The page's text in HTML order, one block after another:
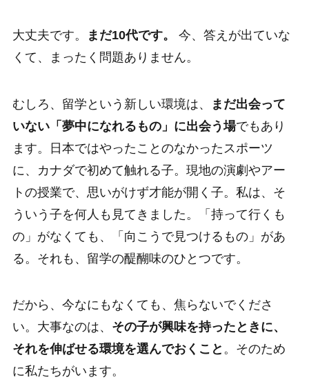
大丈夫です。 まだ10代です。
今、答えが出ていな
くて、まったく問題ありません。
むしろ、留学という新しい環境は、
まだ出会って
いない「夢中になれるもの」に出会う場でもあり
ます。日本ではやったことのなかったスポーツ
に、カナダで初めて触れる子。現地の演劇やアー
トの授業で、思いがけず才能が開く子。私は、そ
ういう子を何人も見てきました。「持って行くも
の」がなくても、「向こうで見つけるもの」があ
る。それも、留学の醍醐味のひとつです。
だから、今なにもなくても、焦らないでくださ
い。大事なのは、 その子が興味を持ったときに、
それを伸ばせる環境を選んでおくこと 。そのため
に私たちがいます。